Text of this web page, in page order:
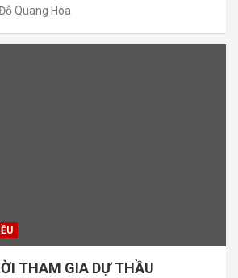
Quang Hòa
THAM GIA DỰ THẦU